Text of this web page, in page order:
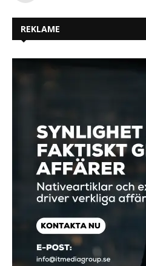
REKLAME